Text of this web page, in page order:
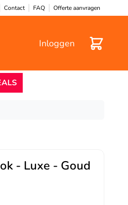
Contact FAQ Offerte aanvragen
Inloggen
- Luxe - Goud